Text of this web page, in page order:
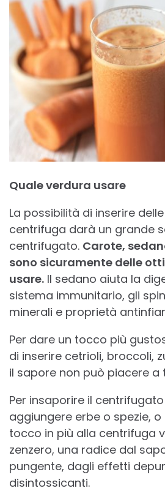
Quale verdura usare
La possibilità di inserire
centrifuga darà un grande
centrifugato. Carote,
sono sicuramente delle
usare. Il sedano aiuta la
sistema immunitario, gli
minerali e proprietà
Per dare un tocco più
di inserire cetrioli, broccoli,
il sapore non può piacere a
Per insaporire il
aggiungere erbe o spezie,
tocco in più alla centrifuga
zenzero, una radice dal
pungente, dagli effetti
disintossicanti.